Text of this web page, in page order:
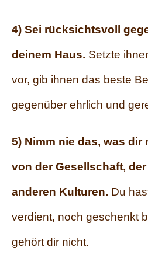
4) Sei rücksichtsvoll
deinem Haus. Setzte
vor, gib ihnen das beste
gegenüber ehrlich und
5) Nimm nie das, was
von der Gesellschaft,
anderen Kulturen. Du
verdient, noch geschenkt
gehört dir nicht.